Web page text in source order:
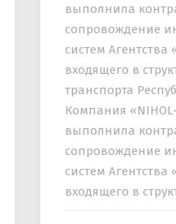
выполнила
сопровождение
систем Агентства
входящего в
транспорта
Компания
выполнила
сопровождение
систем Агентства
входящего в